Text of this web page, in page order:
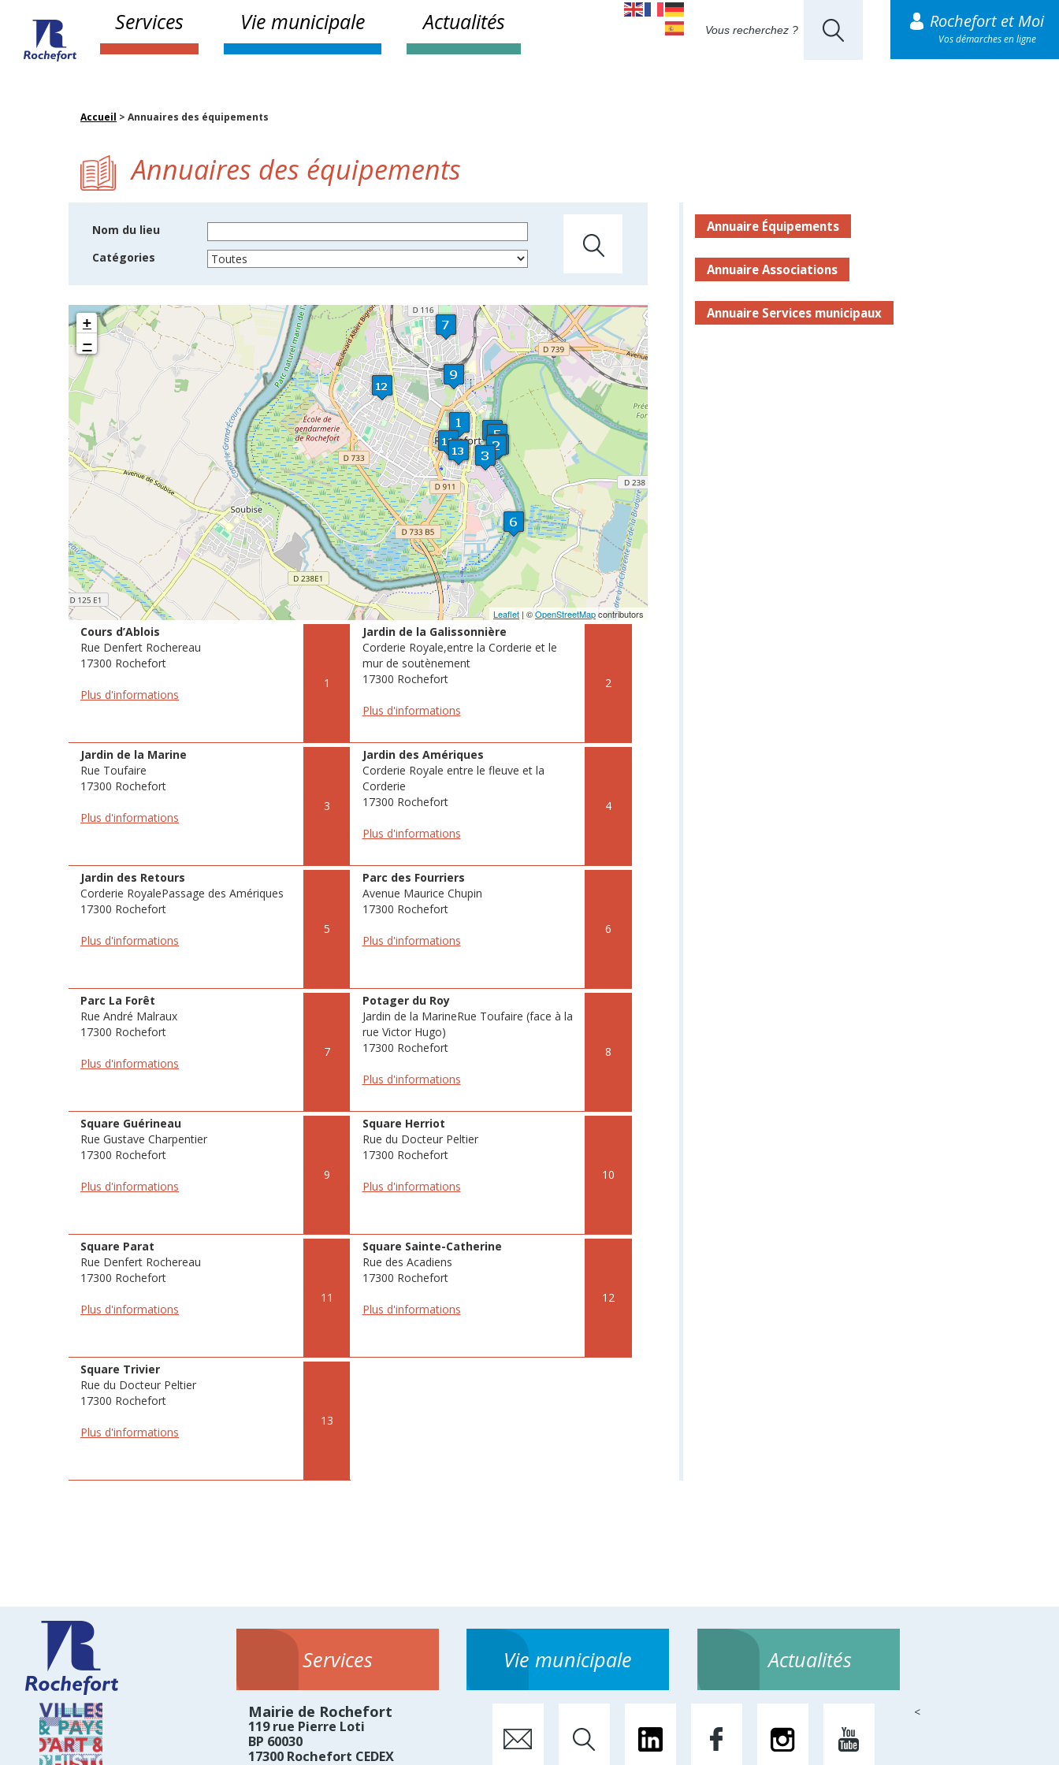
Services Vie municipale Actualités Rochefort et Moi
Vos démarches en ligne
Accueil > Annuaires des équipements
Annuaires des équipements
Nom du lieu
Catégories
+
−
Leaflet | ©OpenStreetMapcontributors
Cours d’Ablois
Rue Denfert Rochereau
17300 Rochefort
Plus d'informations
1
Jardin de la Galissonnière
Corderie Royale,entre la Corderie et le
mur de soutènement
17300 Rochefort
Plus d'informations
2
Jardin de la Marine
Rue Toufaire
17300 Rochefort
Plus d'informations
3
Jardin des Amériques
Corderie Royale entre le fleuve et la
Corderie
17300 Rochefort
Plus d'informations
4
Jardin des Retours
Corderie RoyalePassage des Amériques
17300 Rochefort
Plus d'informations
5
Parc des Fourriers
Avenue Maurice Chupin
17300 Rochefort
Plus d'informations
6
Parc La Forêt
Rue André Malraux
17300 Rochefort
Plus d'informations
7
Potager du Roy
Jardin de la MarineRue Toufaire (face à la
rue Victor Hugo)
17300 Rochefort
Plus d'informations
8
Square Guérineau
Rue Gustave Charpentier
17300 Rochefort
Plus d'informations
9
Square Herriot
Rue du Docteur Peltier
17300 Rochefort
Plus d'informations
10
Square Parat
Rue Denfert Rochereau
17300 Rochefort
Plus d'informations
11
Square Sainte-Catherine
Rue des Acadiens
17300 Rochefort
Plus d'informations
12
Square Trivier
Rue du Docteur Peltier
17300 Rochefort
Plus d'informations
13
Annuaire Équipements
Annuaire Associations
Annuaire Services municipaux
Services Vie municipale Actualités
Mairie de Rochefort
119 rue Pierre Loti
BP 60030
17300 Rochefort CEDEX
<